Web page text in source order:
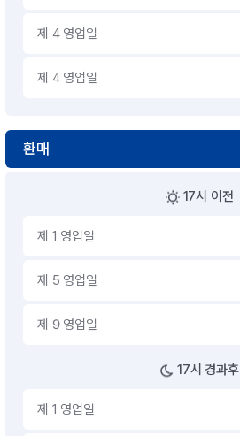
제 4 영업일
제 4 영업일
환매
17시 이전
제 1 영업일
제 5 영업일
제 9 영업일
17시 경과후
제 1 영업일